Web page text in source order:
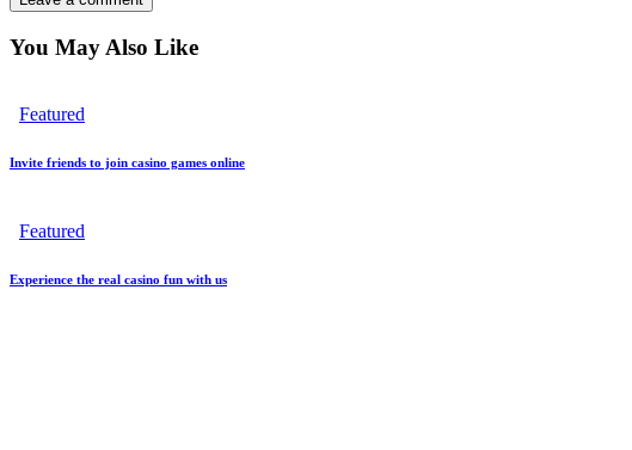
You May Also Like
Featured
Invite friends to join casino games online
Featured
Experience the real casino fun with us